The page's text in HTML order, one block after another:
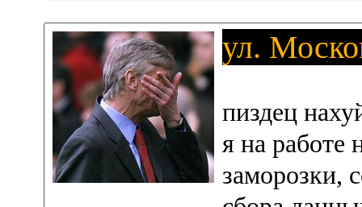
ул.
пиздец
я на работе
заморозки,